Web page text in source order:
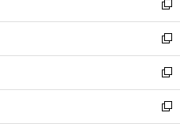
く
で
開
く
ド
ウ
で
開
く
ィ
ン
ド
ウ
で
開
く
い
ウ
ィ
ン
ド
ウ
で
新
し
い
ウ
ィ
ン
ド
新
し
い
ウ
ィ
新
し
い
新